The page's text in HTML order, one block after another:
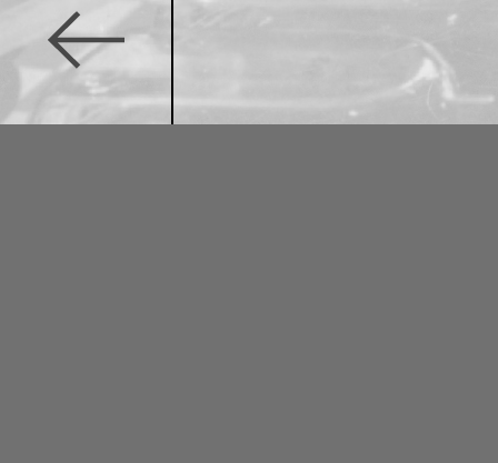
На вторую
века XX пришёлся
эпидемиологии: